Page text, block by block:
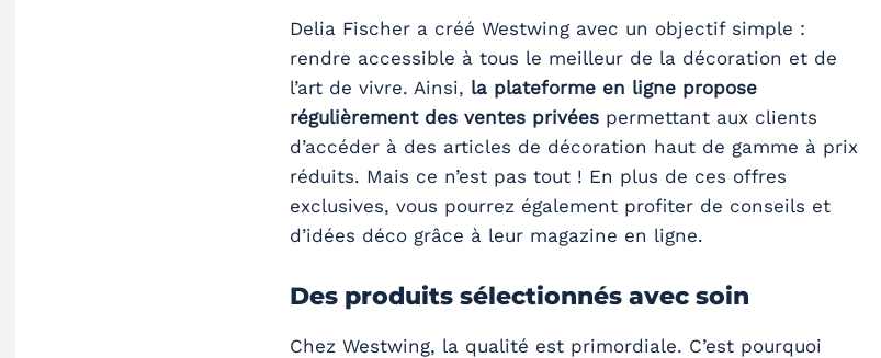
Delia Fischer a créé Westwing avec un objectif simple :
rendre accessible à tous le meilleur de la décoration et de
l’art de vivre. Ainsi, la plateforme en ligne propose
régulièrement des ventes privées permettant aux clients
d’accéder à des articles de décoration haut de gamme à prix
réduits. Mais ce n’est pas tout ! En plus de ces offres
exclusives, vous pourrez également profiter de conseils et
d’idées déco grâce à leur magazine en ligne.
Des produits sélectionnés avec soin
Chez Westwing, la qualité est primordiale. C’est pourquoi